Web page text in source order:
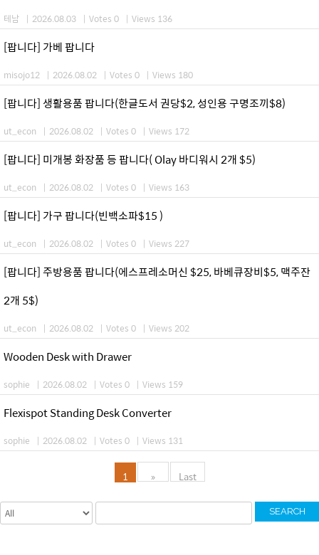
테남 | 2026.08.03 | Votes 0 | Views 136
[팝니다] 가베 팝니다
misojo12 | 2026.08.02 | Votes 0 | Views 180
[팝니다] 생활용품 팝니다(한글도서 권당$2, 성인용 구명조끼$8)
ut_econ | 2026.08.02 | Votes 0 | Views 172
[팝니다] 미개봉 화장품 등 팝니다( Olay 바디워시 2개 $5)
ut_econ | 2026.08.02 | Votes 0 | Views 163
[팝니다] 가구 팝니다(빈백소파$15 )
ut_econ | 2026.08.02 | Votes 0 | Views 227
[팝니다] 주방용품 팝니다(에스프레소머신 $25, 바베큐장비$5, 맥주잔
2개 5$)
ut_econ | 2026.08.02 | Votes 0 | Views 202
Wooden Desk with Drawer
sophie | 2026.08.02 | Votes 0 | Views 159
Flexispot Standing Desk Converter
sophie | 2026.08.02 | Votes 0 | Views 131
1 » Last
SEARCH